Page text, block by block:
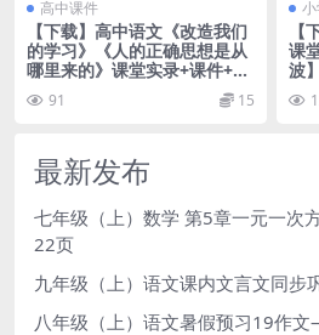
高中课件
【下载】高中语文《改造我们
的学习》《人的正确思想是从
哪里来的》课堂实录+课件+教
案【郑玮】
91 15
【
课
波】
最新发布
七年级（上）数学 第5章一元一次
22页
九年级（上）语文课内文言文同步
八年级（上）语文暑假预习19作